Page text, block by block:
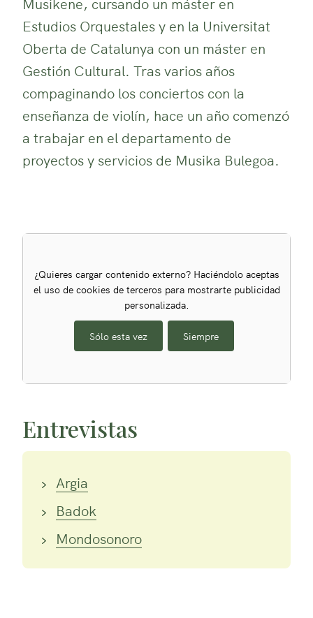
Estudios Orquestales y en la Universitat
Oberta de Catalunya con un máster en
Gestión Cultural. Tras varios años
compaginando los conciertos con la
enseñanza de violín, hace un año comenzó
a trabajar en el departamento de
proyectos y servicios de Musika Bulegoa.
¿Quieres cargar contenido externo? Haciéndolo aceptas
el uso de cookies de terceros para mostrarte publicidad
personalizada.
Sólo esta vez Siempre
Entrevistas
Argia
Badok
Mondosonoro